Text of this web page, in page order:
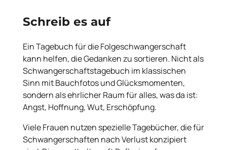
Schreib es auf
Ein Tagebuch für die Folgeschwangerschaft
kann helfen, die Gedanken zu sortieren. Nicht als
Schwangerschaftstagebuch im klassischen
Sinn mit Bauchfotos und Glücksmomenten,
sondern als ehrlicher Raum für alles, was da ist:
Angst, Hoffnung, Wut, Erschöpfung.
Viele Frauen nutzen spezielle Tagebücher, die für
Schwangerschaften nach Verlust konzipiert